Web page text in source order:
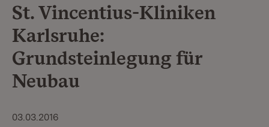
St. Vincentius-Kliniken
Karlsruhe:
Grundsteinlegung für
Neubau
03.03.2016